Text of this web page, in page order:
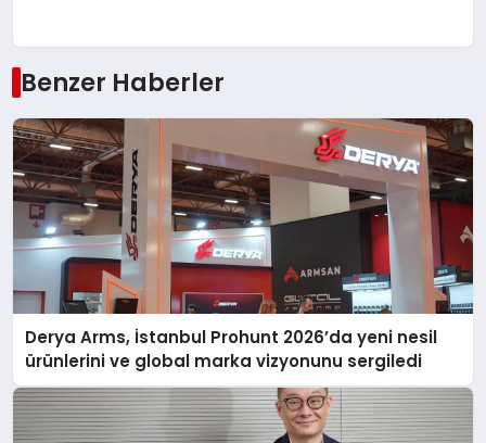
Benzer Haberler
Derya Arms, İstanbul Prohunt 2026’da yeni nesil
ürünlerini ve global marka vizyonunu sergiledi